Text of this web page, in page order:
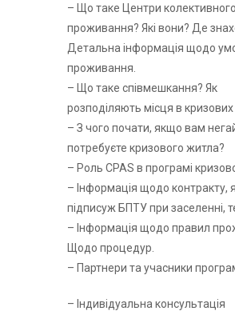
– Що таке Центри колективного
проживання? Які вони? Де
Детальна інформація щодо
проживання.
– Що таке співмешкання? Як
розподіляють місця в
– З чого почати, якщо вам
потребуєте кризового житла?
– Роль CPAS в програмі
– Інформація щодо контракту,
підписуж БПТУ при заселенні,
– Інформація щодо правил
Щодо процедур.
– Партнери та учасники
– Індивідуальна консультація